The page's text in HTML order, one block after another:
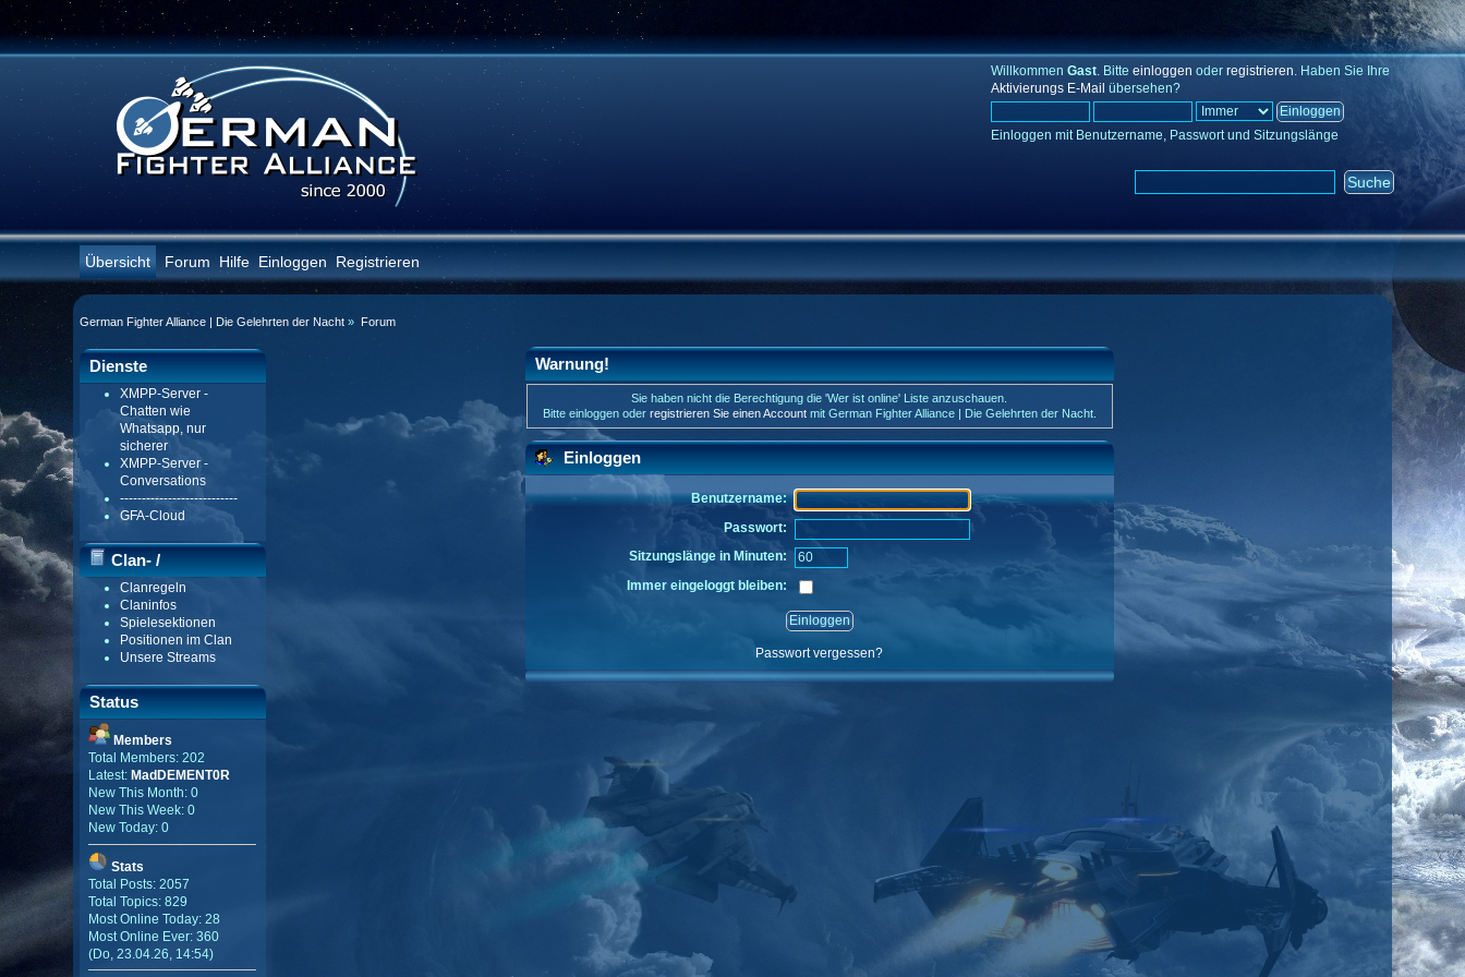
Willkommen Gast. Bitte einloggen oder registrieren. Haben Sie Ihre
Aktivierungs E-Mail übersehen?
Einloggen mit Benutzername, Passwort und Sitzungslänge
Übersicht Forum Hilfe Einloggen Registrieren
German Fighter Alliance | Die Gelehrten der Nacht » Forum
Dienste
XMPP-Server -
Chatten wie
Whatsapp, nur
sicherer
XMPP-Server -
Conversations
---------------------------
GFA-Cloud
Clan- /
Gildenmenü
Clanregeln
Claninfos
Spielesektionen
Positionen im Clan
Unsere Streams
Status
Members
Total Members: 202
Latest: MadDEMENT0R
New This Month: 0
New This Week: 0
New Today: 0
Stats
Total Posts: 2057
Total Topics: 829
Most Online Today: 28
Most Online Ever: 360
(Do, 23.04.26, 14:54)
Warnung!
Sie haben nicht die Berechtigung die 'Wer ist online' Liste anzuschauen.
Bitte einloggen oder registrieren Sie einen Accountmit German Fighter Alliance | Die Gelehrten der Nacht.
Einloggen
Benutzername:
Passwort:
Sitzungslänge in Minuten:
Immer eingeloggt bleiben:
Passwort vergessen?